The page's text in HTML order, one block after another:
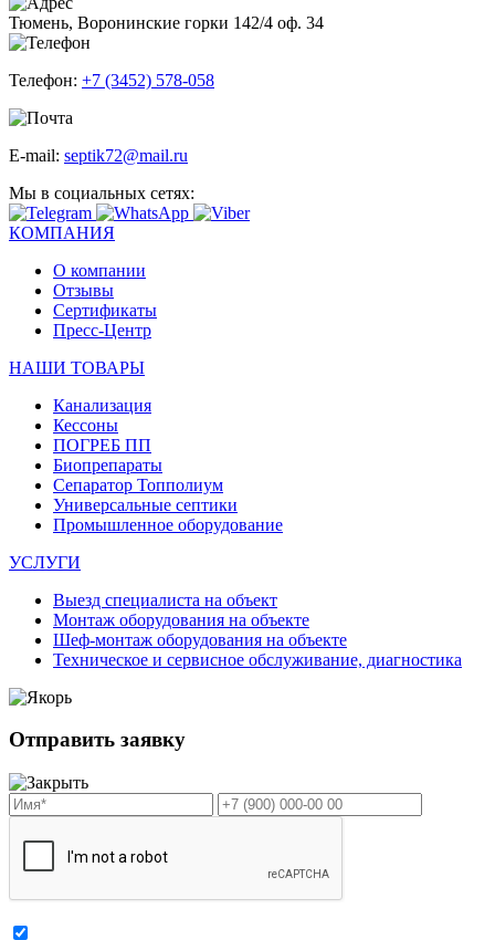
Тюмень, Воронинские горки 142/4 оф. 34
Телефон: +7 (3452) 578-058
E-mail: septik72@mail.ru
Мы в социальных сетях:
КОМПАНИЯ
О компании
Отзывы
Сертификаты
Пресс-Центр
НАШИ ТОВАРЫ
Канализация
Кессоны
ПОГРЕБ ПП
Биопрепараты
Сепаратор Топполиум
Универсальные септики
Промышленное оборудование
УСЛУГИ
Выезд специалиста на объект
Монтаж оборудования на объекте
Шеф-монтаж оборудования на объекте
Техническое и сервисное обслуживание, диагностика
Отправить заявку